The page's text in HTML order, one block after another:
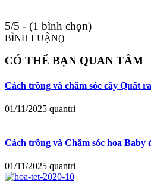
5/5 - (1 bình chọn)
BÌNH LUẬN()
CÓ THỂ BẠN QUAN TÂM
Cách trồng và chăm sóc cây Quất
01/11/2025 quantri
Cách trồng và Chăm sóc hoa Baby
01/11/2025 quantri